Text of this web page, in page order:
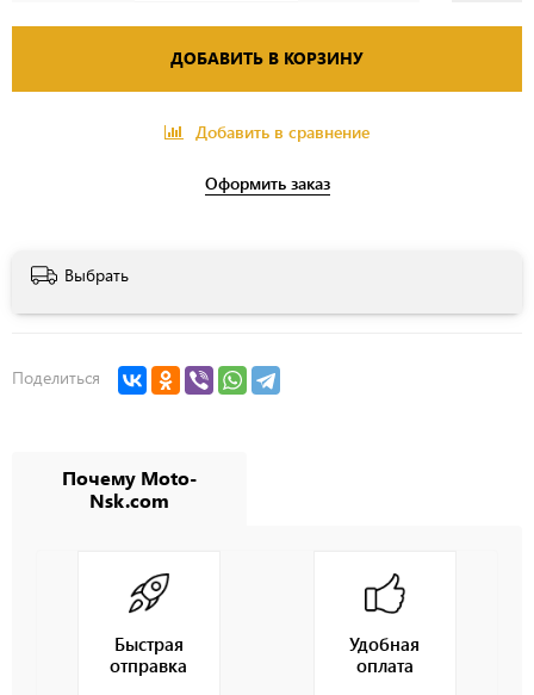
ДОБАВИТЬ В КОРЗИНУ
Добавить в сравнение
Оформить заказ
Выбрать
Поделиться
Почему Moto-
Nsk.com
Быстрая
отправка
Удобная
оплата